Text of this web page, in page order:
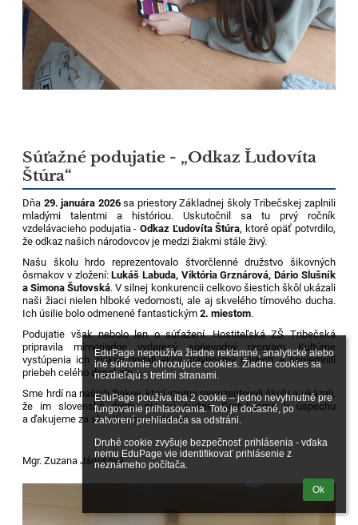
EduPage nepoužíva žiadne reklamné, analytické alebo
iné súkromie ohrozujúce cookies. Žiadne cookies sa
nezdieľajú s tretími stranami.
EduPage používa iba 2 cookie – jedno nevyhnutné pre
fungovanie prihlasovania. Toto je dočasné, po
zatvorení prehliadača sa odstráni.
Druhé cookie zvyšuje bezpečnosť prihlásenia - vďaka
nemu EduPage vie identifikovať prihlásenie z
neznámeho počítača.
Ok
Súťažné podujatie - „Odkaz Ľudovíta
Štúra“
Dňa 29. januára 2026sa priestory Základnej školy Tribečskej zaplnili
mladými talentmi a históriou. Uskutočnil sa tu prvý ročník
vzdelávacieho podujatia - Odkaz Ľudovíta Štúra, ktoré opäť potvrdilo,
že odkaz našich národovcov je medzi žiakmi stále živý.
Našu školu hrdo reprezentovalo štvorčlenné družstvo šikovných
ôsmakov v zložení:Lukáš Labuda, Viktória Grznárová, Dário Slušník
a Simona Šutovská. V silnej konkurencii celkovo šiestich škôl ukázali
naši žiaci nielen hlboké vedomosti, ale aj skvelého tímového ducha.
Ich úsilie bolo odmenené fantastickým2. miestom.
Podujatie však nebolo len o súťažení. Hostiteľská ZŠ Tribečská
pripravila mimoriadne vydarený sprievodný program. Kultúrne
vystúpenia ich žiakov dodali akcii slávnostný nádych a spríjemnili
priebeh celého dopoludnia.
Sme hrdí na našich žiakov, ktorí vzorne reprezentovali školu a ukázali,
že im slovenské dejiny nie sú cudzie. Gratulujeme k úspechu
a ďakujeme za skvelú reprezentáciu!
Mgr. Zuzana Jánošová